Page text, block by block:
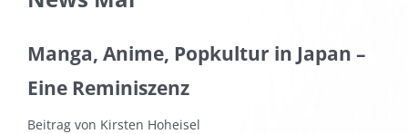
Manga, Anime, Popkultur in Japan –
Eine Reminiszenz
Beitrag von Kirsten Hoheisel